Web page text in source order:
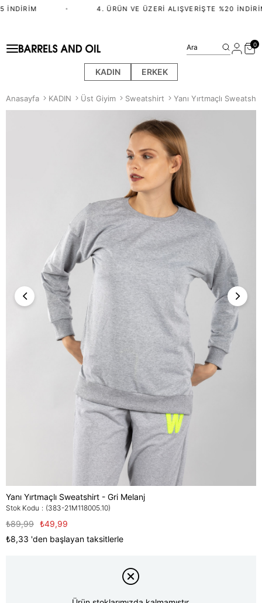
İNDIRIM 4. ÜRÜN VE ÜZERI ALIŞVERIŞTE %20 İNDIRIM
KADIN ERKEK
Ara 0
Anasayfa KADIN Üst Giyim Sweatshirt Yanı Yırtmaçlı
Yanı Yırtmaçlı Sweatshirt - Gri Melanj
Stok Kodu (383-21M118005.10)
₺89,99 ₺49,99
₺8,33 'den başlayan taksitlerle